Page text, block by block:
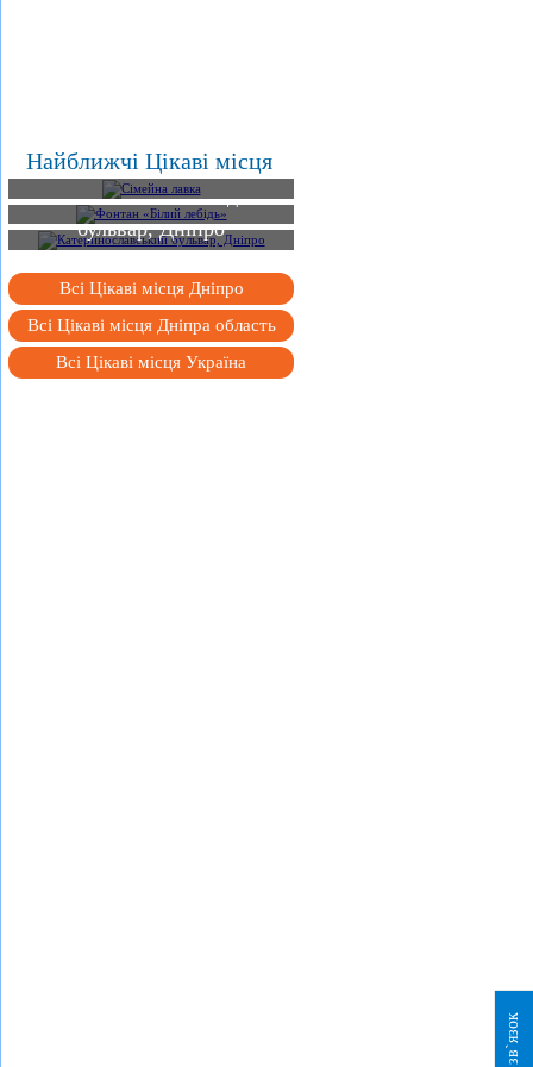
Найближчі Цікаві місця
Сімейна лавка
Фонтан «Білий лебідь»
Катеринославський
бульвар, Дніпро
Всі Цікаві місця Дніпро
Всі Цікаві місця Дніпра область
Всі Цікаві місця Україна